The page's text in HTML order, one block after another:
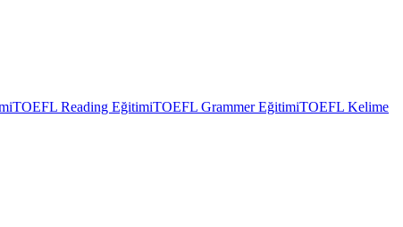
TOEFL Reading EğitimiTOEFL Grammer EğitimiTOEFL Kelime